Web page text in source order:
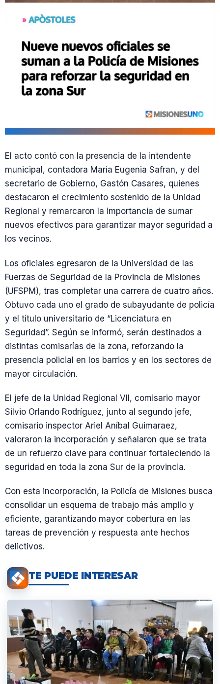
El acto contó con la presencia de la intendente
municipal, contadora María Eugenia Safran, y del
secretario de Gobierno, Gastón Casares, quienes
destacaron el crecimiento sostenido de la Unidad
Regional y remarcaron la importancia de sumar
nuevos efectivos para garantizar mayor seguridad a
los vecinos.
Los oficiales egresaron de la Universidad de las
Fuerzas de Seguridad de la Provincia de Misiones
(UFSPM), tras completar una carrera de cuatro años.
Obtuvo cada uno el grado de subayudante de policía
y el título universitario de “Licenciatura en
Seguridad”. Según se informó, serán destinados a
distintas comisarías de la zona, reforzando la
presencia policial en los barrios y en los sectores de
mayor circulación.
El jefe de la Unidad Regional VII, comisario mayor
Silvio Orlando Rodríguez, junto al segundo jefe,
comisario inspector Ariel Aníbal Guimaraez,
valoraron la incorporación y señalaron que se trata
de un refuerzo clave para continuar fortaleciendo la
seguridad en toda la zona Sur de la provincia.
Con esta incorporación, la Policía de Misiones busca
consolidar un esquema de trabajo más amplio y
eficiente, garantizando mayor cobertura en las
tareas de prevención y respuesta ante hechos
delictivos.
TE PUEDE INTERESAR